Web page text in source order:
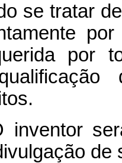
se tratar
por
inventor
de